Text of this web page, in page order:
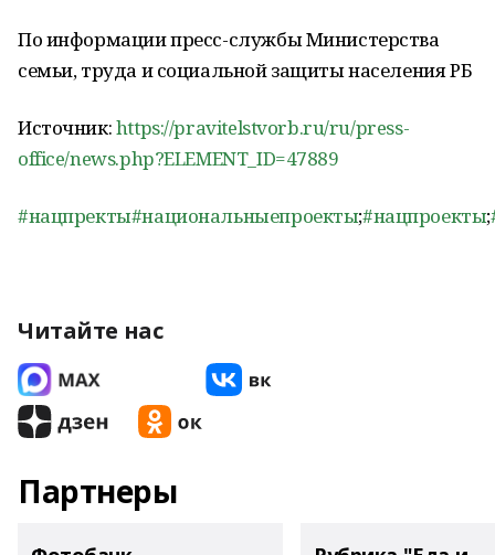
По информации пресс-службы Министерства
семьи, труда и социальной защиты населения РБ
Источник:https://pravitelstvorb.ru/ru/press-
office/news.php?ELEMENT_ID=47889
#нацпректы#национальныепроекты;#нацпроекты;
Читайте нас
Партнеры